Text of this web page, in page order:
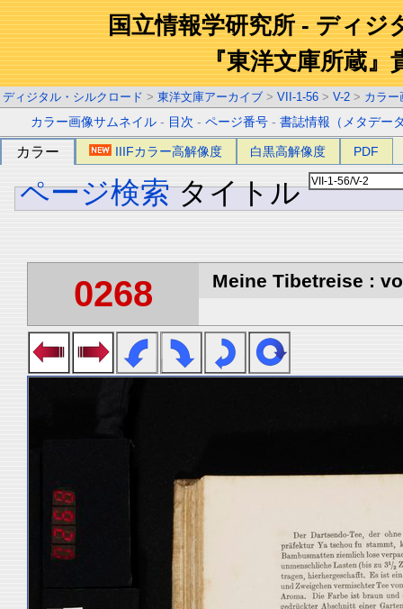
国立情報学研究所 - ディジ
『東洋文庫所蔵』
ディジタル・シルクロード > 東洋文庫アーカイブ > VII-1-56 > V-2 > カラー
カラー画像サムネイル - 目次 -ページ番号 -書誌情報（メタデー
カラー IIIFカラー高解像度 白黒高解像度 PDF
ページ検索 タイトル
0268 Meine Tibetreise :